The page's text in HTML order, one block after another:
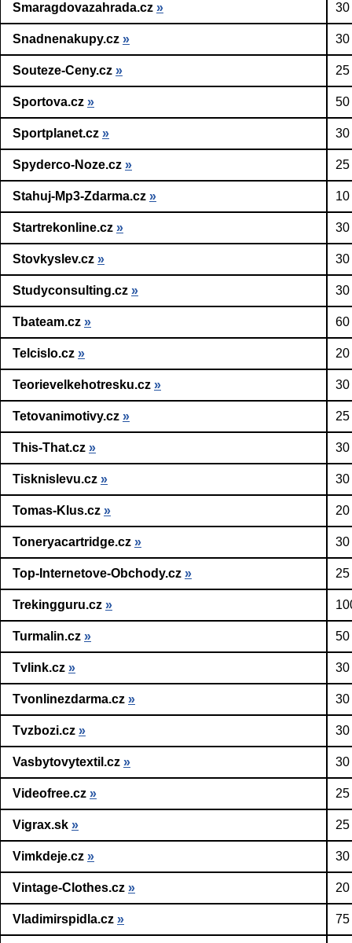
Smaragdovazahrada.cz » 30
Snadnenakupy.cz » 30
Souteze-Ceny.cz »
Sportova.cz » 50
Sportplanet.cz » 30
Spyderco-Noze.cz »
Stahuj-Mp3-Zdarma.cz »
Startrekonline.cz » 30
Stovkyslev.cz » 30
Studyconsulting.cz » 30
Tbateam.cz » 60
Telcislo.cz »
Teorievelkehotresku.cz » 30
Tetovanimotivy.cz »
This-That.cz » 30
Tisknislevu.cz » 30
Tomas-Klus.cz »
Toneryacartridge.cz » 30
Top-Internetove-Obchody.cz »
Trekingguru.cz »
Turmalin.cz » 50
Tvlink.cz » 30
Tvonlinezdarma.cz » 30
Tvzbozi.cz » 30
Vasbytovytextil.cz » 30
Videofree.cz »
Vigrax.sk »
Vimkdeje.cz » 30
Vintage-Clothes.cz »
Vladimirspidla.cz » 75